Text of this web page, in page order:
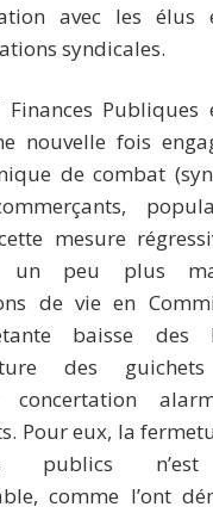
avec les élus
syndicales.
Finances Publiques
nouvelle fois
de combat
mesure
un peu plus
de vie en
baisse des
des
concertation
Pour eux, la
publics
comme l’ont